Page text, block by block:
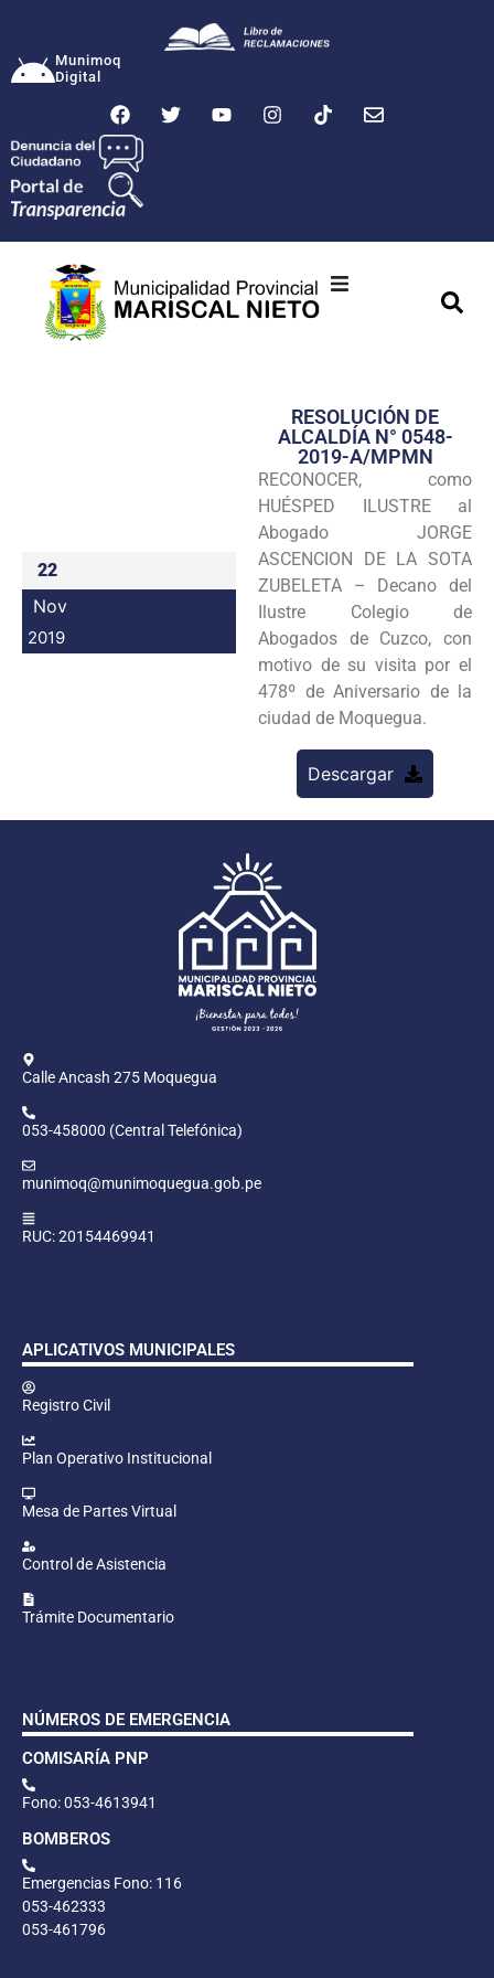
Munimoq
Digital
Transparencia
Seguridad
Intranet
22
Nov
2019
RESOLUCIÓN DE
ALCALDÍA N° 0548-
2019-A/MPMN
RECONOCER, como
HUÉSPED ILUSTRE al
Abogado JORGE
ASCENCION DE LA SOTA
ZUBELETA – Decano del
Ilustre Colegio de
Abogados de Cuzco, con
motivo de su visita por el
478º de Aniversario de la
ciudad de Moquegua.
Descargar
Calle Ancash 275 Moquegua
053-458000 (Central Telefónica)
munimoq@munimoquegua.gob.pe
RUC: 20154469941
APLICATIVOS MUNICIPALES
Registro Civil
Plan Operativo Institucional
Mesa de Partes Virtual
Control de Asistencia
Trámite Documentario
NÚMEROS DE EMERGENCIA
COMISARÍA PNP
Fono: 053-4613941
BOMBEROS
Emergencias Fono: 116
053-462333
053-461796